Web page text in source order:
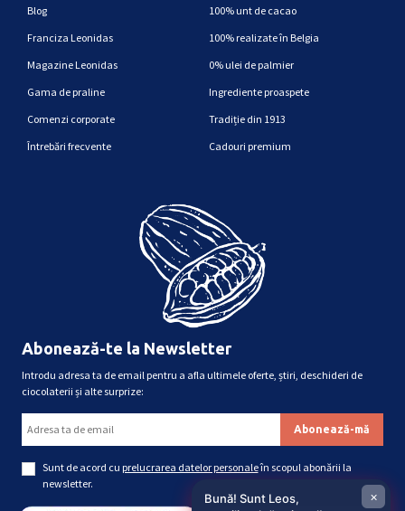
Blog
Franciza Leonidas
Magazine Leonidas
Gama de praline
Comenzi corporate
Întrebări frecvente
100% unt de cacao
100% realizate în Belgia
0% ulei de palmier
Ingrediente proaspete
Tradiție din 1913
Cadouri premium
Abonează-te la Newsletter
Introdu adresa ta de email pentru a afla ultimele oferte, știri, deschideri de
ciocolaterii și alte surprize:
Sunt de acord cu prelucrarea datelor personaleîn scopul abonării la
newsletter.
Bună! Sunt Leos,
×